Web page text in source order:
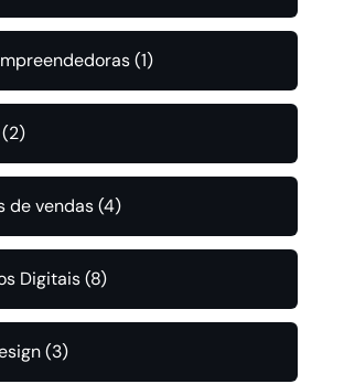
(1)
de vendas(4)
Digitais(8)
(3)